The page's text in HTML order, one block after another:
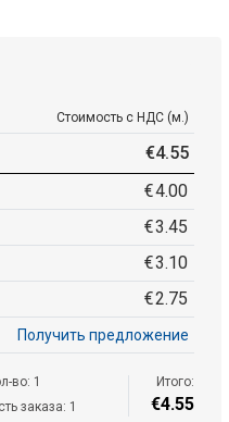
Стоимость с НДС (м.)
€4.55
€4.00
€3.45
€3.10
€2.75
Получить предложение
во: 1
заказа: 1
Итого:
€4.55